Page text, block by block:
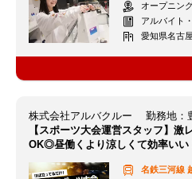
オープニング：時
アルバイト
愛知県名古
株式会社アルバクルー 勤務地：
【スポーツ大会運営スタッフ】激
OK◎昼働くより涼しくて効率いい
名鉄三河線